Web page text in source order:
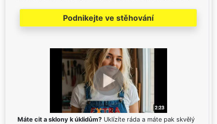
Podnikejte ve stěhování
Máte cit a sklony k úklidům? Uklízíte ráda a máte pak skvělý